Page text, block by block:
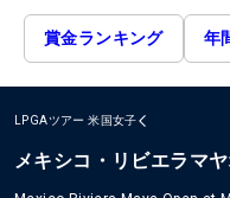
賞金ランキング 年
LPGAツアー 米国女子
メキシコ・リビエラマ